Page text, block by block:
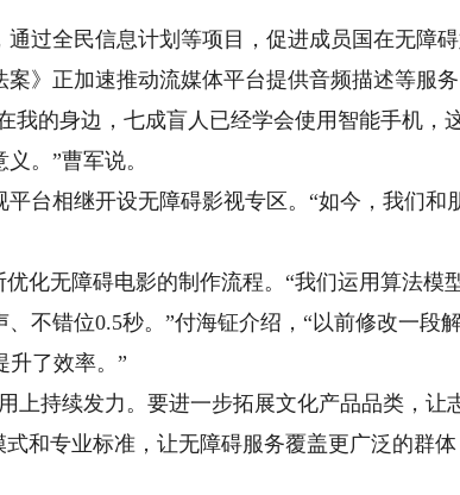
全民信息计划等项目，促进成员国在无障碍
案》正加速推动流媒体平台提供音频描述等服
的身边，七成盲人已经学会使用智能手机，
。”曹军说。
相继开设无障碍影视专区。“如今，我们和
无障碍电影的制作流程。“我们运用算法模
不错位0.5秒。”付海钲介绍，“以前修改一段
升了效率。”
持续发力。要进一步拓展文化产品品类，让
和专业标准，让无障碍服务覆盖更广泛的群